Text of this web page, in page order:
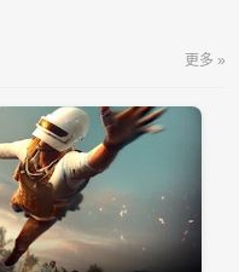
更多 »